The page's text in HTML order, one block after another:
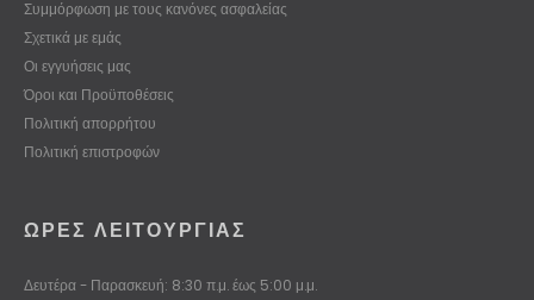
Συμμόρφωση με τους κανόνες ασφαλείας
Σχετικά με εμάς
Οι εγγυήσεις μας
Όροι και Προϋποθέσεις
Πολιτική απορρήτου
Πολιτική επιστροφών
ΏΡΕΣ ΛΕΙΤΟΥΡΓΊΑΣ
Δευτέρα - Παρασκευή: 8:30 π.μ. έως 5:00 μ.μ.